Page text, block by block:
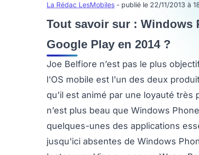
La Rédac LesMobiles - publié le 22/11/2013 à
Tout savoir sur : Windows
Google Play en 2014 ?
Joe Belfiore n’est pas le plus
l'OS mobile est l'un des deux
qu’il est animé par une loyauté très
n’est plus beau que Windows
quelques-unes des applications
jusqu'ici absentes de Windows